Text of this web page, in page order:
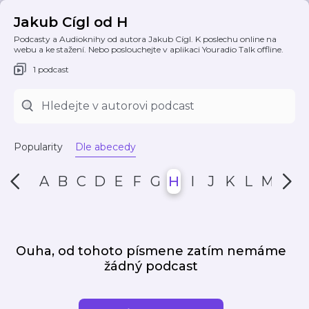
Jakub Cígl od H
Podcasty a Audioknihy od autora Jakub Cígl. K poslechu online na
webu a ke stažení. Nebo poslouchejte v aplikaci Youradio Talk offline.
1 podcast
Popularity Dle abecedy
A B C D E F G H I J K L M N
Ouha, od tohoto písmene zatím nemáme
žádný podcast